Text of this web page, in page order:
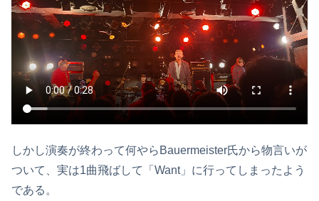
しかし演奏が終わって何やらBauermeister氏から物言いが
ついて、実は1曲飛ばして「Want」に行ってしまったよう
である。